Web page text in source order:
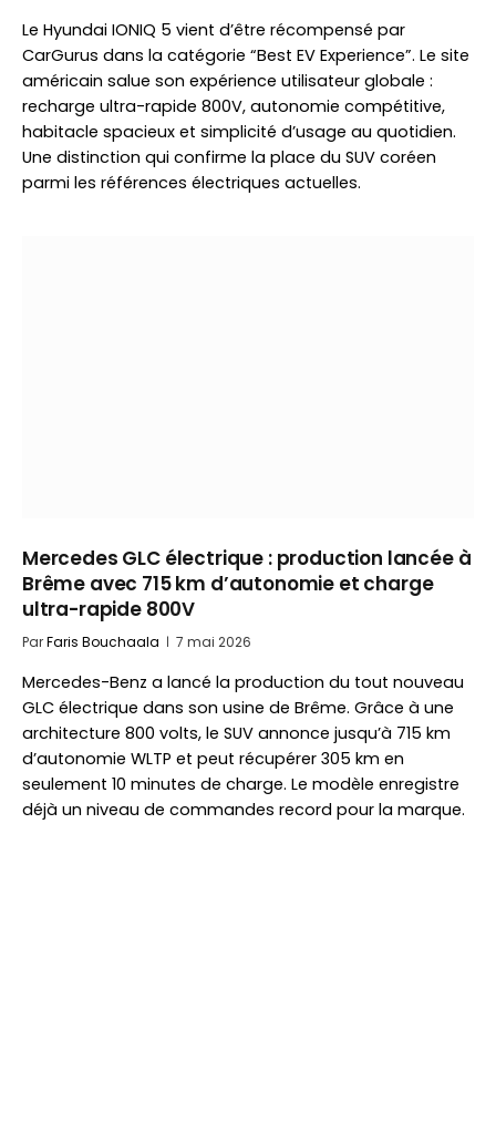
Le Hyundai IONIQ 5 vient d’être récompensé par
CarGurus dans la catégorie “Best EV Experience”. Le site
américain salue son expérience utilisateur globale :
recharge ultra-rapide 800V, autonomie compétitive,
habitacle spacieux et simplicité d’usage au quotidien.
Une distinction qui confirme la place du SUV coréen
parmi les références électriques actuelles.
Mercedes GLC électrique : production lancée à
Brême avec 715 km d’autonomie et charge
ultra-rapide 800V
ParFaris Bouchaala 7 mai 2026
Mercedes-Benz a lancé la production du tout nouveau
GLC électrique dans son usine de Brême. Grâce à une
architecture 800 volts, le SUV annonce jusqu’à 715 km
d’autonomie WLTP et peut récupérer 305 km en
seulement 10 minutes de charge. Le modèle enregistre
déjà un niveau de commandes record pour la marque.